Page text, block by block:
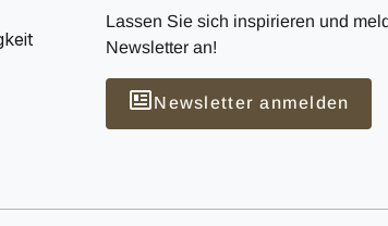
Lassen Sie sich inspirieren und
Newsletter an!
Newsletter anmelden